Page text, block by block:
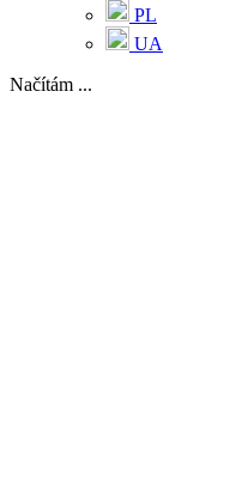
PL
UA
Načítám ...